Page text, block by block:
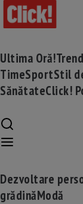
Ultima Oră!
TimeSportStil
SănătateClick!
Dezvoltare
grădinăModă